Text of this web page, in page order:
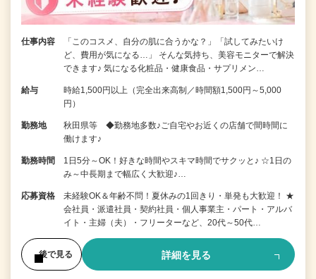
仕事内容
「このコスメ、自分の肌に合うかな？」「試してみたいけ
ど、費用が気になる…」 そんな気持ち、美容モニターで解決
できます♪ 気になる化粧品・健康食品・サプリメン…
給与
時給1,500円以上（完全出来高制／時間額1,500円～5,000
円）
勤務地
秋田県等 ◆勤務地多数♪ご自宅やお近くの店舗で間時間に
働けます♪
勤務時間
1日5分～OK！好きな時間やスキマ時間でサクッと♪ ☆1日の
み～中長期まで幅広く大歓迎♪…
応募資格
未経験OK＆年齢不問！夏休みの1回きり・単発も大歓迎！ ★
会社員・派遣社員・契約社員・個人事業主・パート・アルバ
イト・主婦（夫）・フリーターなど、20代～50代…
後で見る 詳細を見る